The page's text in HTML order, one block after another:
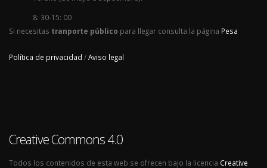
8: 30-15: 00
Si necesitas tranporte público para llegar consulta la página Pesa
Política de privacidad /Aviso legal
Creative Commons 4.0
Todos los contenidos de esta web se ofrecen bajo la licencia Creative